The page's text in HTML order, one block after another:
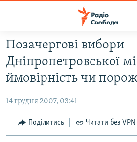
Перейти
до
основного
матеріалу
до
навігації
Перейти
РАДІО СВОБОДА – 70 РОКІВ
ВСЕ ЗА ДОБУ
ПОЛІТИКА
ЕКОНОМІКА
ВІЙНА
РОСІЙСЬКА «ФІЛЬТРАЦІЯ»
Позачергові вибори
Дніпропетровської
ймовірність чи
14 грудня 2007, 03:41
Поділитись Читати без VPN